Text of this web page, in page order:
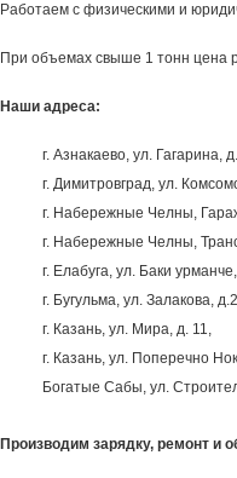
Работаем с физическими и
При объемах свыше 1 тонн цена
Наши адреса:
г. Азнакаево, ул. Гагарина,
г. Димитровград, ул.
г. Набережные Челны,
г. Набережные Челны,
г. Елабуга, ул. Баки
г. Бугульма, ул. Залакова,
г. Казань, ул. Мира, д. 11,
г. Казань, ул. Поперечно
Богатые Сабы, ул.
Производим зарядку, ремонт и